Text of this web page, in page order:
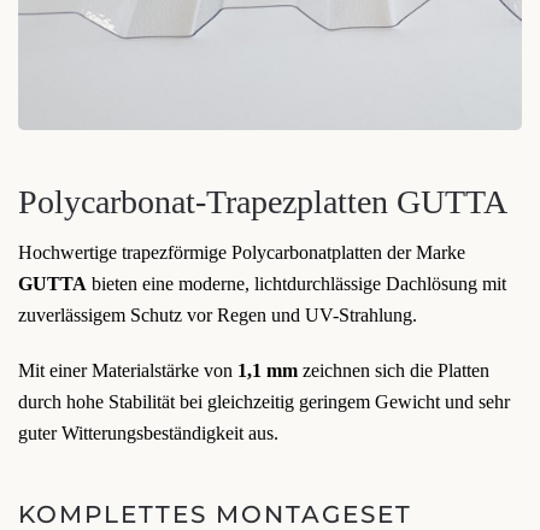
Polycarbonat-Trapezplatten GUTTA
Hochwertige trapezförmige Polycarbonatplatten der Marke
GUTTA bieten eine moderne, lichtdurchlässige Dachlösung mit
zuverlässigem Schutz vor Regen und UV-Strahlung.
Mit einer Materialstärke von 1,1 mm zeichnen sich die Platten
durch hohe Stabilität bei gleichzeitig geringem Gewicht und sehr
guter Witterungsbeständigkeit aus.
KOMPLETTES MONTAGESET